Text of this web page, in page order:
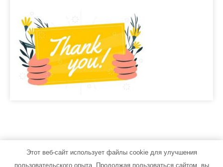
avto-kyzov.ru - Работает на WordPress
Этот веб-сайт использует файлы cookie для улучшения
пользовательского опыта. Продолжая пользоваться сайтом, вы